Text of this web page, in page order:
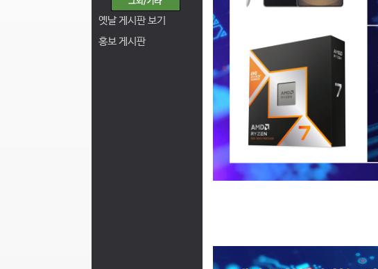
옛날 게시판 보기
홍보 게시판